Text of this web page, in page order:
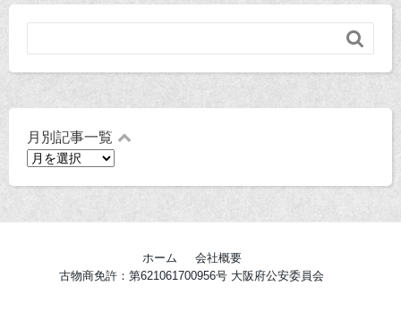

月別記事一覧
月
ホーム
会社概要
古物商免許：第621061700956号 大阪府公安委員会